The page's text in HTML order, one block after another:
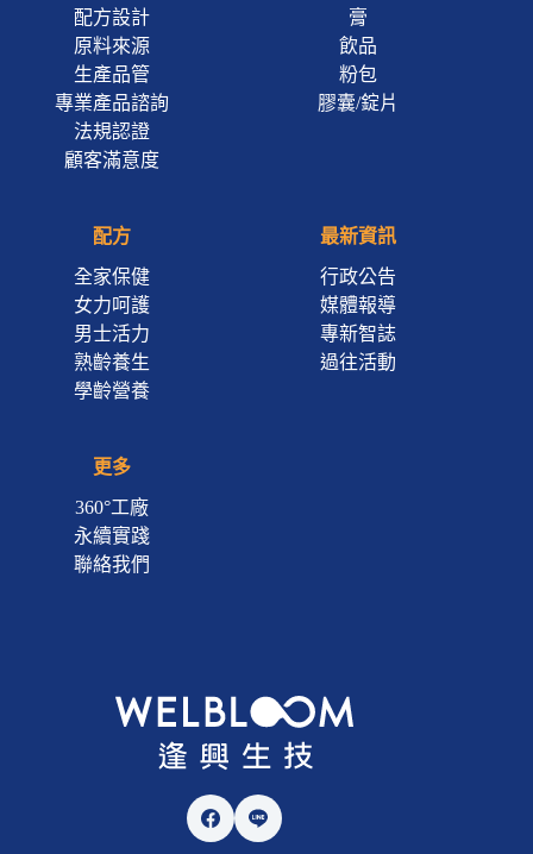
配方設計
原料來源
生產品管
專業產品諮詢
法規認證
顧客滿意度
膏
飲品
粉包
膠囊/錠片
配方
全家保健
女力呵護
男士活力
熟齡養生
學齡營養
最新資訊
行政公告
媒體報導
專新智誌
過往活動
更多
360°工廠
永續實踐
聯絡我們